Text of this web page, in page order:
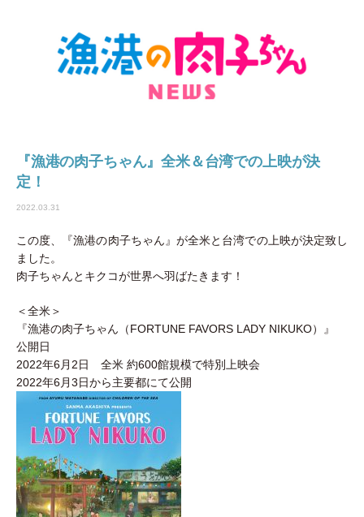
『漁港の肉子ちゃん』全米＆台湾での上映が決
定！
2022.03.31
この度、『漁港の肉子ちゃん』が全米と台湾での上映が決定致し
ました。
肉子ちゃんとキクコが世界へ羽ばたきます！
＜全米＞
『漁港の肉子ちゃん（FORTUNE FAVORS LADY NIKUKO）』
公開日
2022年6月2日 全米 約600館規模で特別上映会
2022年6月3日から主要都にて公開